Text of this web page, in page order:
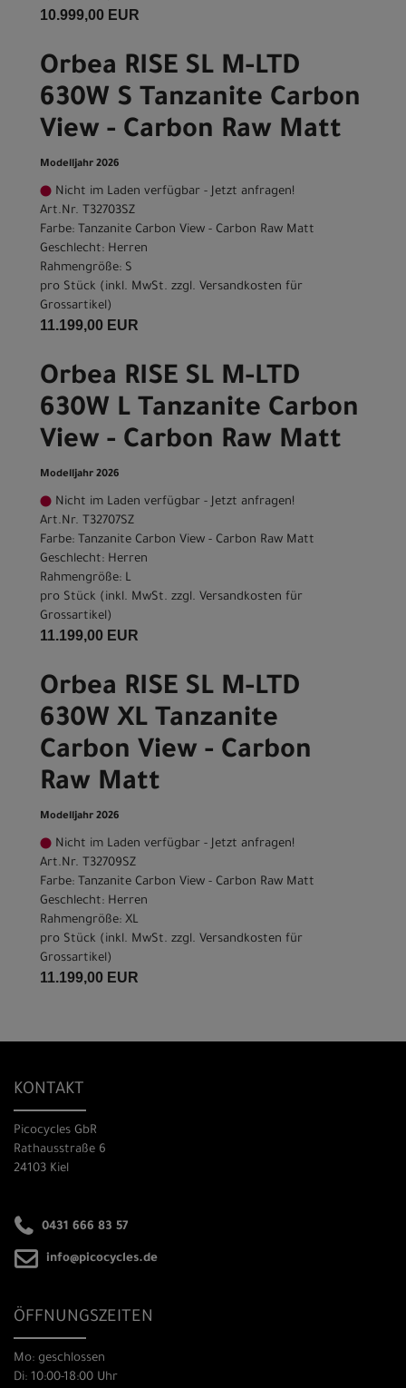
10.999,00 EUR
Orbea RISE SL M-LTD
630W S Tanzanite Carbon
View - Carbon Raw Matt
Modelljahr 2026
Nicht im Laden verfügbar - Jetzt anfragen!
Art.Nr. T32703SZ
Farbe: Tanzanite Carbon View - Carbon Raw Matt
Geschlecht: Herren
Rahmengröße: S
pro Stück (inkl. MwSt. zzgl. Versandkosten für
Grossartikel)
11.199,00 EUR
Orbea RISE SL M-LTD
630W L Tanzanite Carbon
View - Carbon Raw Matt
Modelljahr 2026
Nicht im Laden verfügbar - Jetzt anfragen!
Art.Nr. T32707SZ
Farbe: Tanzanite Carbon View - Carbon Raw Matt
Geschlecht: Herren
Rahmengröße: L
pro Stück (inkl. MwSt. zzgl. Versandkosten für
Grossartikel)
11.199,00 EUR
Orbea RISE SL M-LTD
630W XL Tanzanite
Carbon View - Carbon
Raw Matt
Modelljahr 2026
Nicht im Laden verfügbar - Jetzt anfragen!
Art.Nr. T32709SZ
Farbe: Tanzanite Carbon View - Carbon Raw Matt
Geschlecht: Herren
Rahmengröße: XL
pro Stück (inkl. MwSt. zzgl. Versandkosten für
Grossartikel)
11.199,00 EUR
KONTAKT
Picocycles GbR
Rathausstraße 6
24103 Kiel
0431 666 83 57
info@picocycles.de
ÖFFNUNGSZEITEN
Mo: geschlossen
Di: 10:00-18:00 Uhr